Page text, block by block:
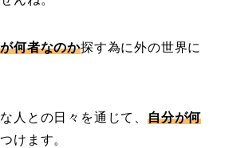
何者なのか探す為に外の世界に
人との日々を通じて、 自分が何
けます。